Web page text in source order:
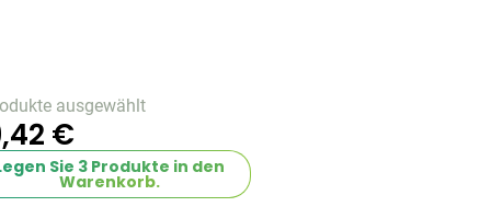
ausgewählt
€
Sie 3 Produkte in den
Warenkorb.